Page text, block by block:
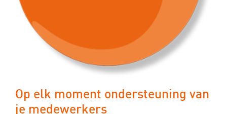
Op elk moment ondersteuning van
je medewerkers